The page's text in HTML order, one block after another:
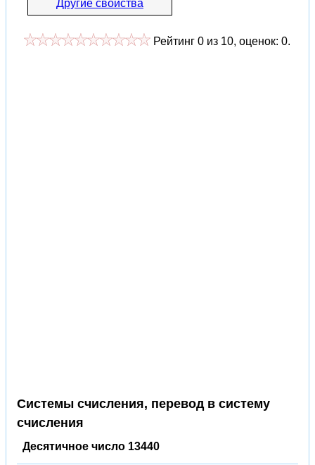
Другие свойства
Рейтинг 0 из 10, оценок: 0.
Системы счисления, перевод в систему
счисления
Десятичное число 13440